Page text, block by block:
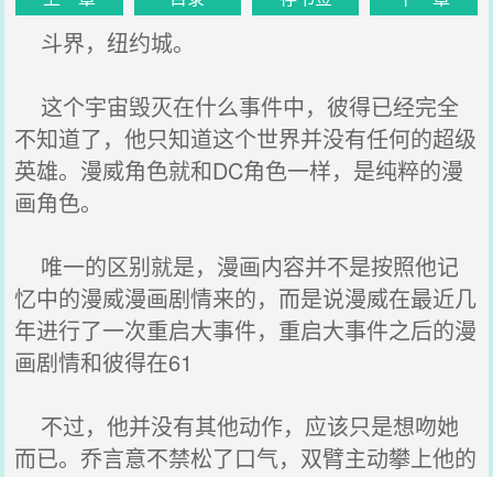
斗界，纽约城。
这个宇宙毁灭在什么事件中，彼得已经完全
不知道了，他只知道这个世界并没有任何的超级
英雄。漫威角色就和DC角色一样，是纯粹的漫
画角色。
唯一的区别就是，漫画内容并不是按照他记
忆中的漫威漫画剧情来的，而是说漫威在最近几
年进行了一次重启大事件，重启大事件之后的漫
画剧情和彼得在61
不过，他并没有其他动作，应该只是想吻她
而已。乔言意不禁松了口气，双臂主动攀上他的